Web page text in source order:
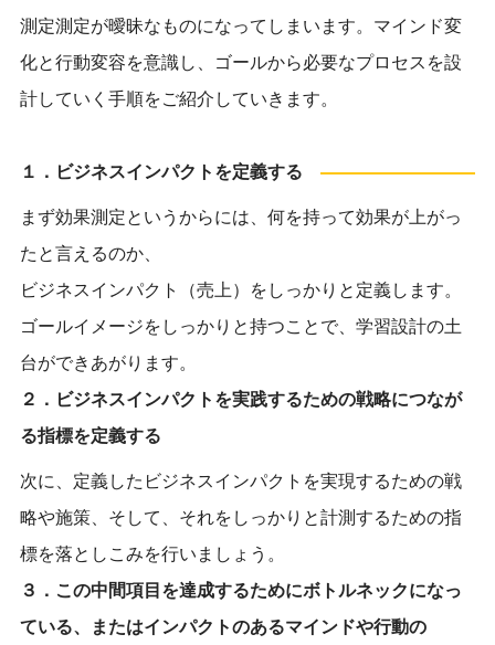
測定測定が曖昧なものになってしまいます。マインド変
化と行動変容を意識し、
ゴールから必要なプロセスを設
計していく手順をご紹介していきます。
１．ビジネスインパクトを定義する
まず効果測定というからには、何を持って効果が上がっ
たと言えるのか、
ビジネスインパクト（売上）をしっかりと定義します。
ゴールイメージをしっかりと持つことで、学習設計の土
台ができあがります。
２．ビジネスインパクトを実践するための戦略につなが
る指標を定義する
次に、定義したビジネスインパクトを実現するための戦
略や施策、そして、それをしっかりと計測するための指
標を落としこみを行いましょう。
３．この中間項目を達成するためにボトルネックになっ
ている、またはインパクトのあるマインドや行動の